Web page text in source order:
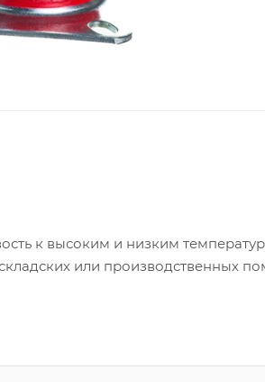
к высоким и низким
или производственных